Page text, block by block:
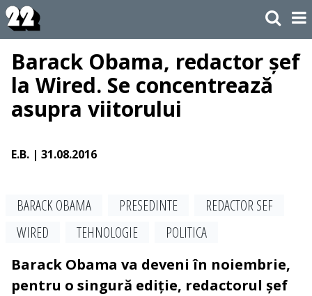
Barack Obama, redactor șef
la Wired. Se concentrează
asupra viitorului
E.B. | 31.08.2016
BARACK OBAMA PRESEDINTE
REDACTOR SEF
WIRED
TEHNOLOGIE
POLITICA
Barack Obama va deveni în noiembrie,
pentru o singură ediție, redactorul șef